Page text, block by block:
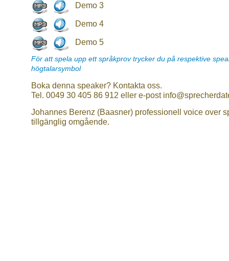
Demo 3
Demo 4
Demo 5
För att spela upp ett språkprov trycker du på respektive
högtalarsymbol
Boka denna speaker? Kontakta oss.
Tel. 0049 30 405 86 912 eller e-post
Johannes Berenz (Baasner) professionell voice over
tillgänglig omgående.